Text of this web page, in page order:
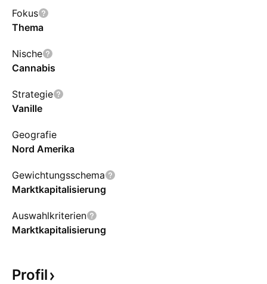
Fokus
Thema
Nische
Cannabis
Strategie
Vanille
Geografie
Nord Amerika
Gewichtungsschema
Marktkapitalisierung
Auswahlkriterien
Marktkapitalisierung
Profil